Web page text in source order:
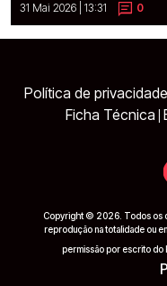
31 Mai 2026 | 13:31 0
Política de
Ficha Técnica
Copyright © 2026. Todos os
reprodução na totalidade ou
permissão por escrito do